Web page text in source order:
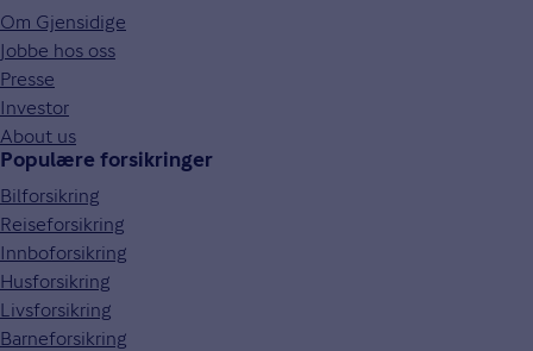
Om Gjensidige
Jobbe hos oss
Presse
Investor
About us
Populære forsikringer
Bilforsikring
Reiseforsikring
Innboforsikring
Husforsikring
Livsforsikring
Barneforsikring